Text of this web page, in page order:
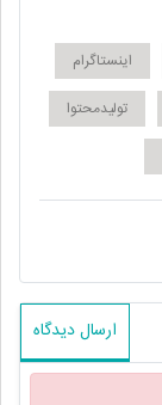
اینستاگرام
تولیدمحتوا
ارسال دیدگاه